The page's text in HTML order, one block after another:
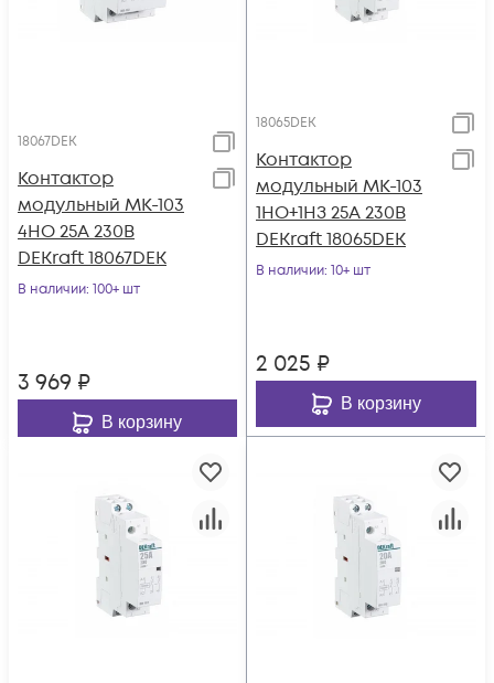
18067DEK
Контактор
модульный МК-103
4НО 25А 230В
DEKraft 18067DEK
В наличии: 100+ шт
3 969 ₽
В корзину
18065DEK
Контактор
модульный МК-103
1НО+1НЗ 25А 230В
DEKraft 18065DEK
В наличии: 10+ шт
2 025 ₽
В корзину